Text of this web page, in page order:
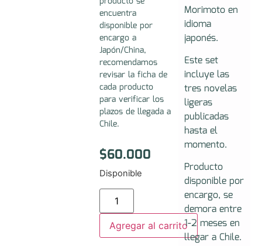
encuentra
disponible por
encargo a
Japón/China,
recomendamos
revisar la ficha de
cada producto
para verificar los
plazos de llegada a
Chile.
$60.000
Disponible
Agregar al carrito
Morimoto en
idioma
japonés.
Este set
incluye las
tres novelas
ligeras
publicadas
hasta el
momento.
Producto
disponible por
encargo, se
demora entre
1-2 meses en
llegar a Chile.